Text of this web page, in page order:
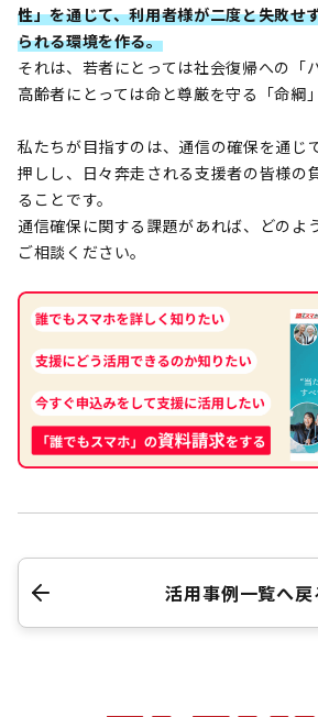
性」を通じて、利用者様が二度と失敗せ
られる環境を作る。
それは、若者にとっては社会復帰への「
高齢者にとっては命と尊厳を守る「命綱
私たちが目指すのは、通信の確保を通じ
押しし、日々奔走される支援者の皆様の
ることです。
通信確保に関する課題があれば、どのよ
ご相談ください。
活用事例一覧へ戻